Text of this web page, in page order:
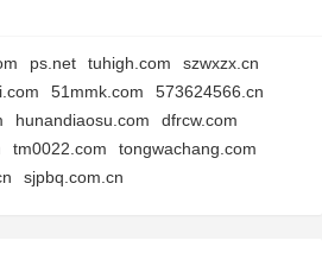
ps.net tuhigh.com
szwxzx.cn
51mmk.com
573624566.cn
hunandiaosu.com
dfrcw.com
tm0022.com
tongwachang.com
sjpbq.com.cn